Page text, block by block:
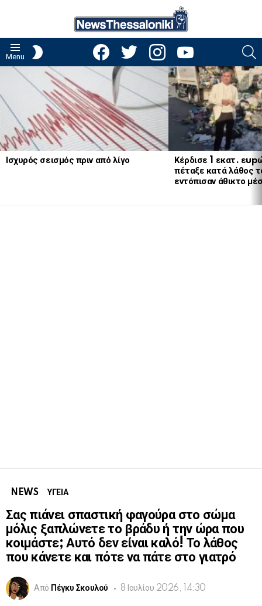
Menu
facebooktwitter instagramyoutube
LATEST
STORIES
Ισχυρός σεισμός πριν από λίγο
Κέρδισε 1 εκατ.
πέταξε κατά λάθος
εντόπισαν άθικτο
NEWS ΥΓΕΙΑ
Σας πιάνει σπαστική φαγούρα στο σώμα
μόλις ξαπλώνετε το βράδυ ή την ώρα που
κοιμάστε; Αυτό δεν είναι καλό! Το λάθος
που κάνετε και πότε να πάτε στο γιατρό
Από Πέγκυ Σκουλού 8 Ιουλίου 2026, 14:30